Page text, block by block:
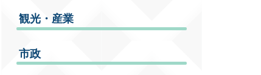
観光・産業
市政